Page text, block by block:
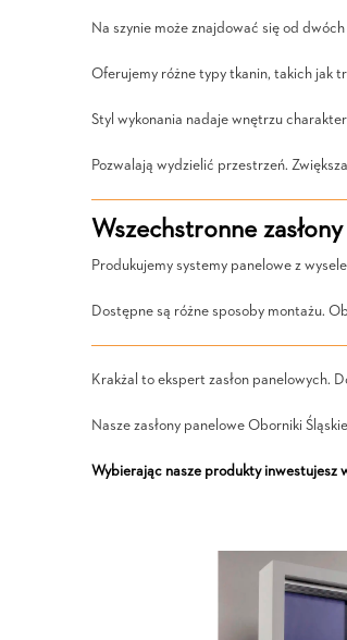
Na szynie może znajdować się od
Oferujemy różne typy tkanin, takich jak
Styl wykonania nadaje wnętrzu
Pozwalają wydzielić przestrzeń.
Wszechstronne
Produkujemy systemy panelowe z
Dostępne są różne sposoby montażu.
Krakżal to ekspert zasłon panelowych.
Nasze zasłony panelowe Oborniki
Wybierając nasze produkty inwestujesz